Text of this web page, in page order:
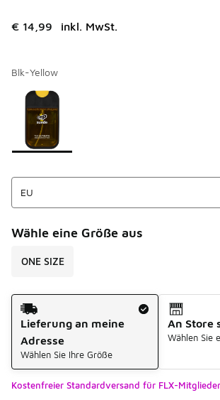
€ 14,99 inkl. MwSt.
Blk-Yellow
Seite 1 von 1 zeigt die Farben 1 bis 1 von
Bitte wählen Sie einen Stil aus
Wähle eine Größe aus
ONE SIZE
Versandart
Lieferung an meine
Adresse
Wählen Sie Ihre Größe
An Store
Wählen Sie
Kostenfreier Standardversand für FLX-Mitglieder